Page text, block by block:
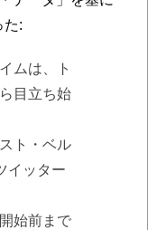
た:
ムは、ト
目立ち始
ト・ベル
イッター
始前まで